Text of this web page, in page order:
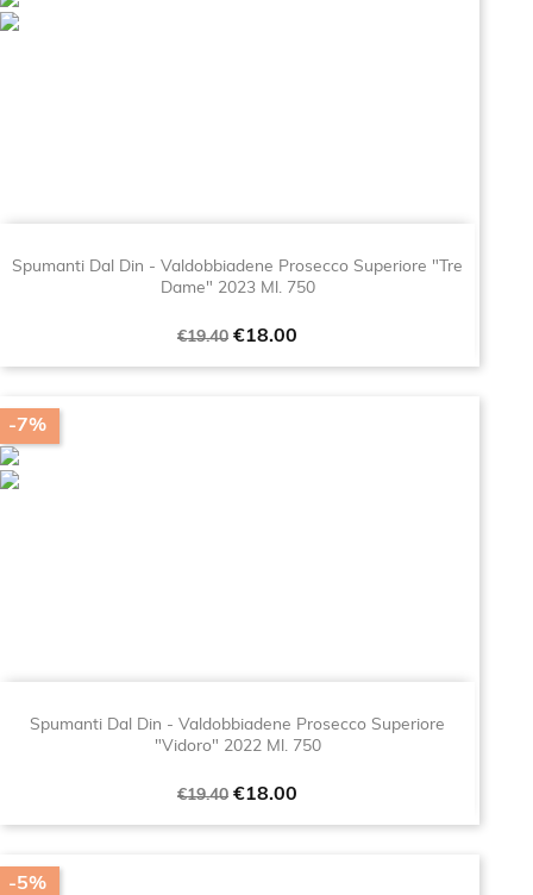
Spumanti Dal Din - Valdobbiadene Prosecco Superiore "Tre
Dame" 2023 Ml. 750
Regular
€19.40 Price
€18.00
Spumanti Dal Din - Valdobbiadene Prosecco Superiore
"Vidoro" 2022 Ml. 750
Regular
€19.40 Price
€18.00
-7%
-5%